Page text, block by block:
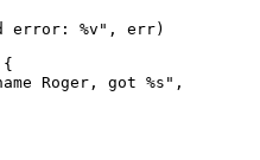
error: %v " , err)
{
Roger, got %s " ,